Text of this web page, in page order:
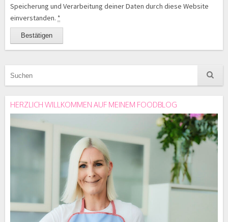
Speicherung und Verarbeitung deiner Daten durch diese Website
einverstanden. *
HERZLICH WILLKOMMEN AUF MEINEM FOODBLOG